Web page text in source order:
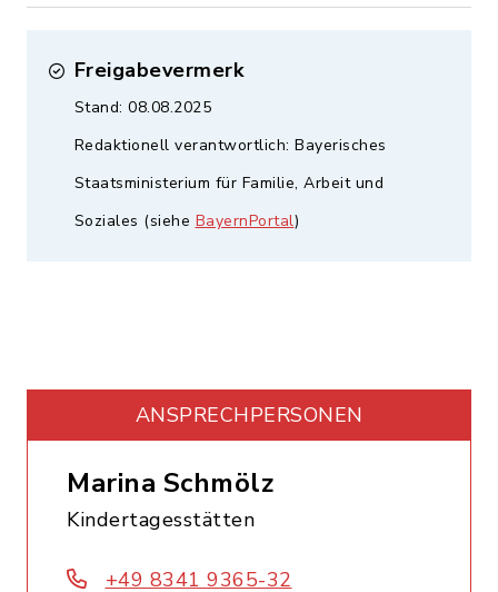
Freigabevermerk
Stand: 08.08.2025
Redaktionell verantwortlich: Bayerisches
Staatsministerium für Familie, Arbeit und
Soziales (siehe BayernPortal)
ANSPRECHPERSONEN
Marina Schmölz
Kindertagesstätten
+49 8341 9365-32